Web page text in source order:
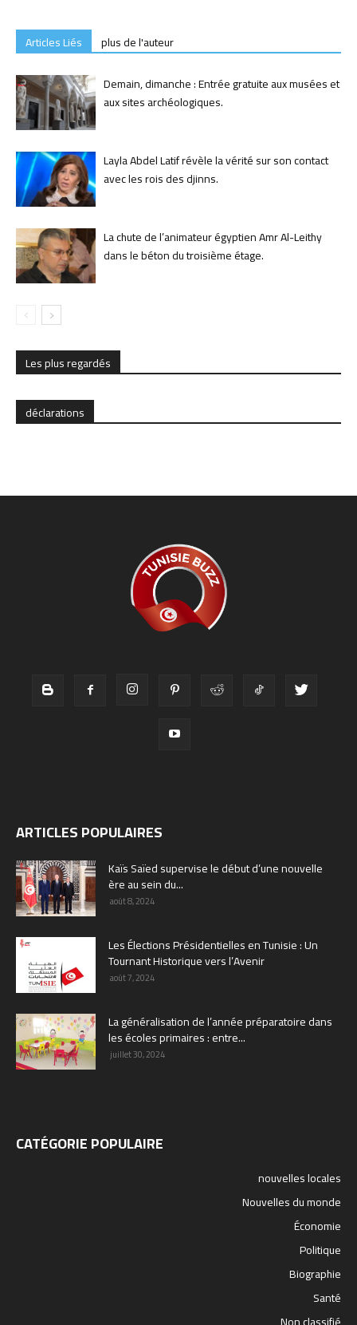
Articles Liés
plus de l'auteur
Demain, dimanche : Entrée gratuite aux musées et
aux sites archéologiques.
Layla Abdel Latif révèle la vérité sur son contact
avec les rois des djinns.
La chute de l’animateur égyptien Amr Al-Leithy
dans le béton du troisième étage.
Les plus regardés
déclarations
ARTICLES POPULAIRES
Kaïs Saïed supervise le début d’une nouvelle
ère au sein du...
août 8, 2024
Les Élections Présidentielles en Tunisie : Un
Tournant Historique vers l’Avenir
août 7, 2024
La généralisation de l’année préparatoire dans
les écoles primaires : entre...
juillet 30, 2024
CATÉGORIE POPULAIRE
nouvelles locales
Nouvelles du monde
Économie
Politique
Biographie
Santé